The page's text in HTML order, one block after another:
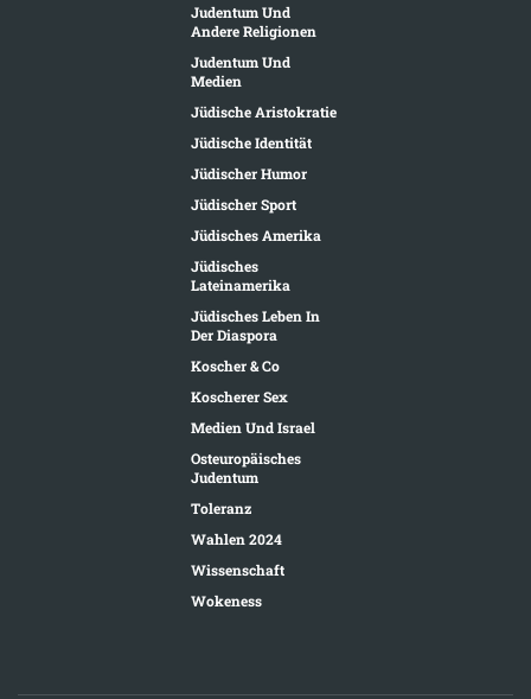
Judentum Und
Andere Religionen
Judentum Und
Medien
Jüdische Aristokratie
Jüdische Identität
Jüdischer Humor
Jüdischer Sport
Jüdisches Amerika
Jüdisches
Lateinamerika
Jüdisches Leben In
Der Diaspora
Koscher & Co
Koscherer Sex
Medien Und Israel
Osteuropäisches
Judentum
Toleranz
Wahlen 2024
Wissenschaft
Wokeness